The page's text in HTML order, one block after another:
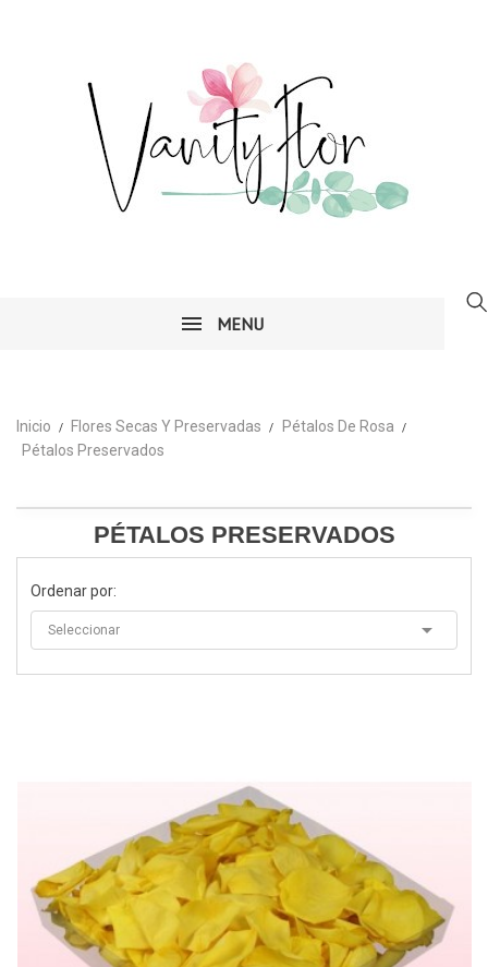
MENU
Inicio Flores Secas Y Preservadas
Pétalos De Rosa
Pétalos Preservados
PÉTALOS PRESERVADOS
Ordenar por:
Seleccionar 